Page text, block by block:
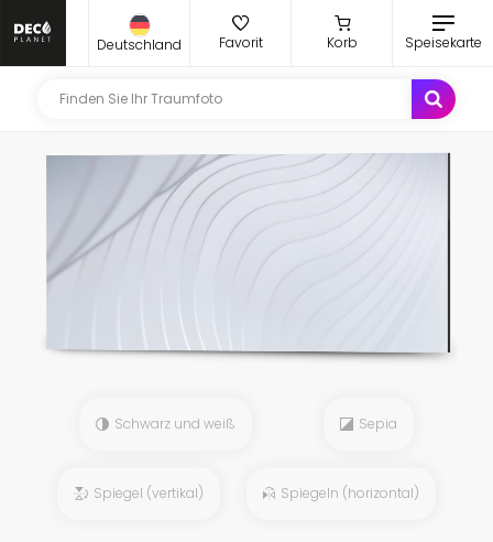
Deutschland Favorit Korb Speisekarte
Schwarz und weiß Sepia
Spiegel (vertikal) Spiegeln (horizontal)